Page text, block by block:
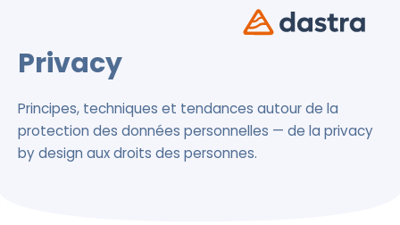
Privacy
Principes, techniques et tendances autour de la
protection des données personnelles — de la privacy
by design aux droits des personnes.